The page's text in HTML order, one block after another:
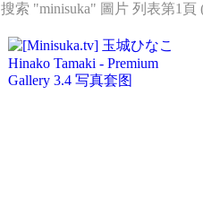
搜索 "minisuka" 圖片 列表第1頁